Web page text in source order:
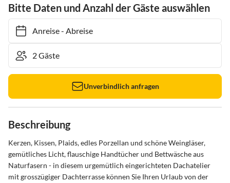
Bitte Daten und Anzahl der Gäste auswählen
Anreise- Abreise
Unverbindlich anfragen
Beschreibung
Kerzen, Kissen, Plaids, edles Porzellan und schöne Weingläser,
gemütliches Licht, flauschige Handtücher und Bettwäsche aus
Naturfasern - in diesem urgemütlich eingerichteten Dachatelier
mit grosszügiger Dachterrasse können Sie Ihren Urlaub von der